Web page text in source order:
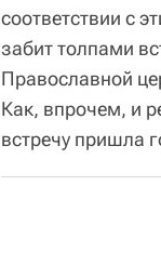
соответствии с
забит толпами
Православной
Как, впрочем, и
встречу пришла